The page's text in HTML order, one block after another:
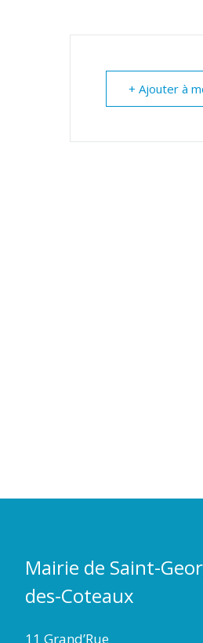
+ Ajouter à
Mairie de Saint-
des-Coteaux
11 Grand’Rue